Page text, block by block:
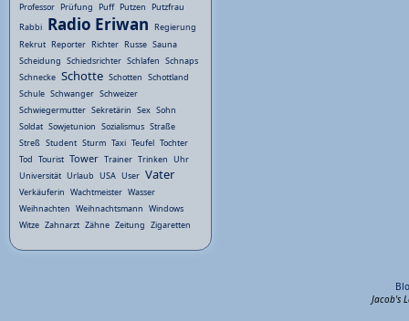
Professor Prüfung Puff Putzen Putzfrau
Rabbi Radio Eriwan Regierung
Rekrut Reporter Richter Russe Sauna
Scheidung Schiedsrichter Schlafen Schnaps
Schnecke Schotte Schotten Schottland
Schule Schwanger Schweizer
Schwiegermutter Sekretärin Sex Sohn
Soldat Sowjetunion Sozialismus Straße
Streß Student Sturm Taxi Teufel Tochter
Tod Tourist Tower Trainer Trinken Uhr
Universität Urlaub USA User Vater
Verkäuferin Wachtmeister Wasser
Weihnachten Weihnachtsmann Windows
Witze Zahnarzt Zähne Zeitung Zigaretten
Jacob's